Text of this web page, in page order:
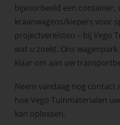
bijvoorbeeld een container,
kraanwagens/kiepers voor
projectvereisten – bij Vego
wat u zoekt. Ons
klaar om aan uw
Neem vandaag nog
hoe Vego Tuinmaterialen
kan oplossen.